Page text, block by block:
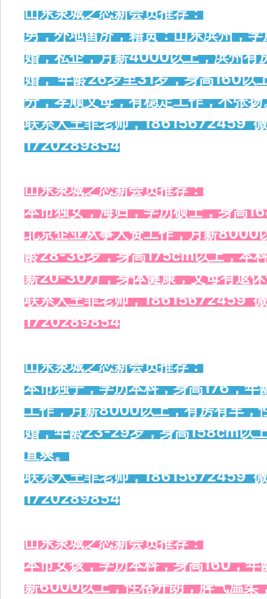
山东泉城之恋新会员推荐：
男，外地留济，籍贯：山东滨州，
婚，私企，月薪4000以上，滨州有
婚， 年龄26岁至31岁，身高160以
分，孝顺父母，有稳定工作，不张扬
联系人王菲老师，18615672459
1720289854
山东泉城之恋新会员推荐：
本市独女，海归，学历硕士，身高
北京企业从事人资工作，月薪8000
龄28-36岁，身高175cm以上，本
薪20-30万，身体健康，父母有退
联系人王菲老师，18615672459
1720289854
山东泉城之恋新会员推荐：
本市独子，学历本科，身高176，
工作，月薪8000以上，有房有车，
婚，年龄23-29岁，身高158cm以
直爽。
联系人王菲老师，18615672459
1720289854
山东泉城之恋新会员推荐：
本市女孩，学历本科，身高160，
薪6000以上，性格开朗，脾气温柔